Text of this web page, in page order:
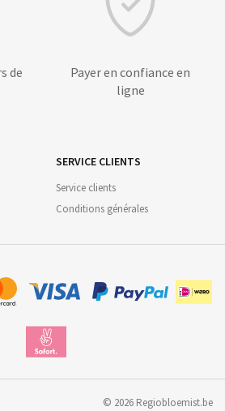
de
Payer en confiance en
ligne
SERVICE CLIENTS
Service clients
Conditions générales
© 2026 Regiobloemist.be